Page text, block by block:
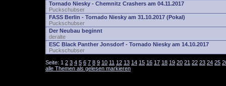
Tornado Niesky - Chemnitz Crashers am 04.11.2017
Puckschubser
FASS Berlin - Tornado Niesky am 31.10.2017 (Pokal)
Puckschubser
Der Neubau beginnt
deralte
ESC Black Panther Jonsdorf - Tornado Niesky am 14.10.2017
Puckschubser
Seite: 1 2 3 4 5 6 7 8 9 10 11 12 13 14 15 16 17 18 19 20 21 22 23 24 25
alle Themen als gelesen markieren